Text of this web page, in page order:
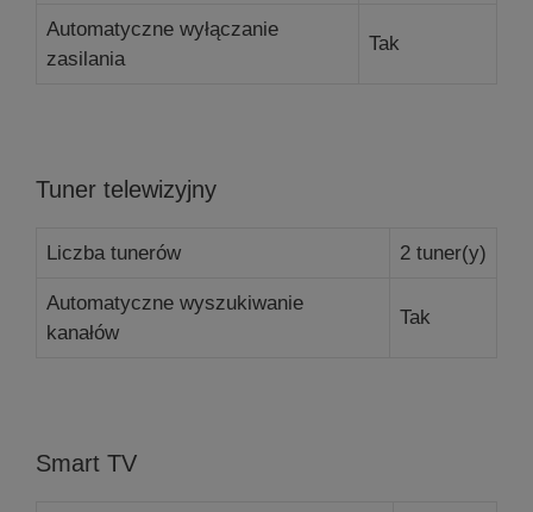
Automatyczne wyłączanie
zasilania
Tak
Tuner telewizyjny
Liczba tunerów 2 tuner(y)
Automatyczne wyszukiwanie
kanałów
Tak
Smart TV